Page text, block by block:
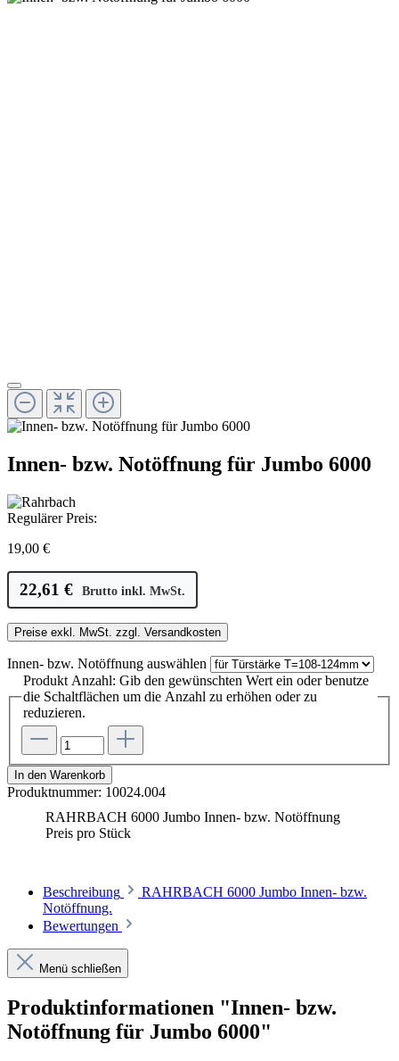
Innen- bzw. Notöffnung für Jumbo 6000
Regulärer Preis:
19,00 €
22,61 € Brutto inkl. MwSt.
Preise exkl. MwSt. zzgl. Versandkosten
Innen- bzw. Notöffnung auswählen
Produkt Anzahl: Gib den gewünschten Wert ein oder benutze
die Schaltflächen um die Anzahl zu erhöhen oder zu
reduzieren.
In den Warenkorb
Produktnummer: 10024.004
RAHRBACH 6000 Jumbo Innen- bzw. Notöffnung
Preis pro Stück
Beschreibung
RAHRBACH 6000 Jumbo Innen- bzw.
Notöffnung.
Bewertungen
Menü schließen
Produktinformationen "Innen- bzw.
Notöffnung für Jumbo 6000"